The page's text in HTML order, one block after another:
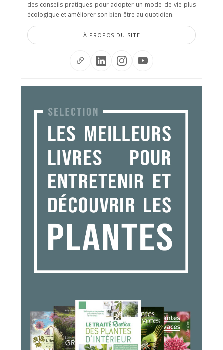
des conseils pratiques pour adopter un mode de vie plus
écologique et améliorer son bien-être au quotidien.
À PROPOS DU SITE